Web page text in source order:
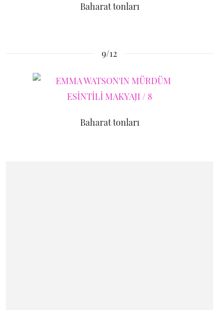
Baharat tonları
9/12
Baharat tonları